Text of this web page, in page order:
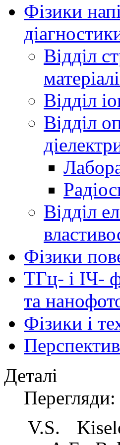
Фізики
Відділ
Відділ
Відділ
Відділ
Фізики
ТГц- і ІЧ-
та
Фізики і
Деталі
V.S.